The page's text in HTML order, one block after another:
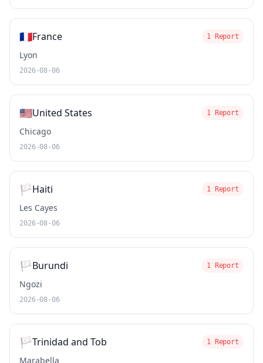
🇫🇷France 1 Report
Lyon
2026-08-06
🇺🇸United States 1 Report
Chicago
2026-08-06
🏳️Haiti 1 Report
Les Cayes
2026-08-06
🏳️Burundi 1 Report
Ngozi
2026-08-06
🏳️Trinidad and Tob 1 Report
Marabella